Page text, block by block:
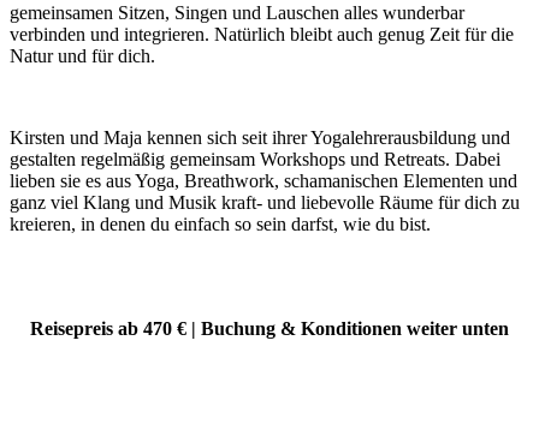
gemeinsamen Sitzen, Singen und Lauschen alles wunderbar
verbinden und integrieren. Natürlich bleibt auch genug Zeit für die
Natur und für dich.
Kirsten und Maja kennen sich seit ihrer Yogalehrerausbildung und
gestalten regelmäßig gemeinsam Workshops und Retreats. Dabei
lieben sie es aus Yoga, Breathwork, schamanischen Elementen und
ganz viel Klang und Musik kraft- und liebevolle Räume für dich zu
kreieren, in denen du einfach so sein darfst, wie du bist.
Reisepreis ab 470 € | Buchung & Konditionen weiter unten